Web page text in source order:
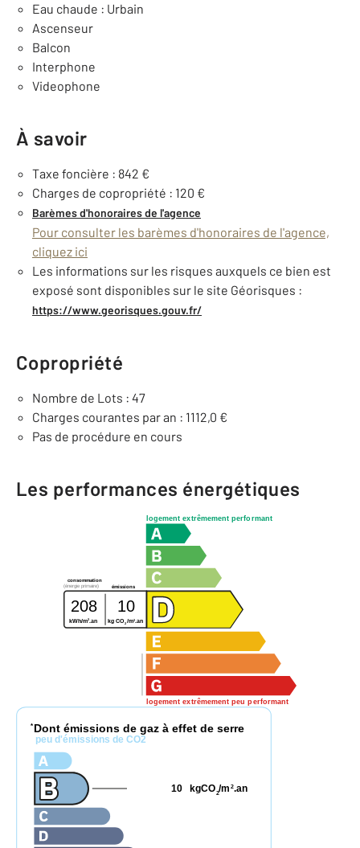
Eau chaude : Urbain
Ascenseur
Balcon
Interphone
Videophone
À savoir
Taxe foncière : 842 €
Charges de copropriété : 120 €
Barèmes d'honoraires de l'agence
Pour consulter les barèmes d'honoraires de l'agence,
cliquez ici
Les informations sur les risques auxquels ce bien est
exposé sont disponibles sur le site Géorisques :
https://www.georisques.gouv.fr/
Copropriété
Nombre de Lots : 47
Charges courantes par an : 1112,0 €
Pas de procédure en cours
Les performances énergétiques
logement extrêmement performant
logement extrêmement peu performant
consommation
émissions
(énergie primaire)
208 10
kWh/m2.an kg CO2 /m2 .an
* Dont émissions de gaz à effet de serre
peu d'émissions de CO2
kgCO2/m 2.an
10